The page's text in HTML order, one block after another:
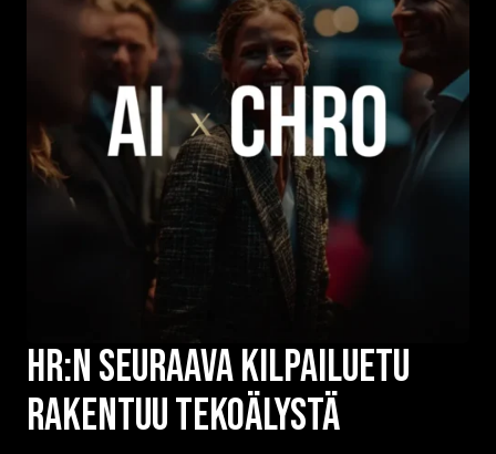
HR:n seuraava kilpailuetu
rakentuu tekoälystä